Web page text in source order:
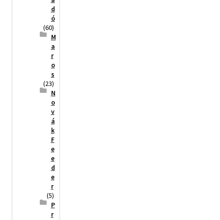
d
ó
(60)
M
a
r
o
s
(23)
N
o
v
á
k
F
e
e
d
e
r
(5)
P
r